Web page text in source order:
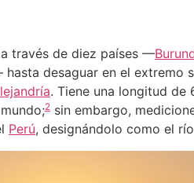
través de diez países —
desaguar en el extremo
. Tiene una longitud de
2 sin embargo,
Perú, designándolo como el